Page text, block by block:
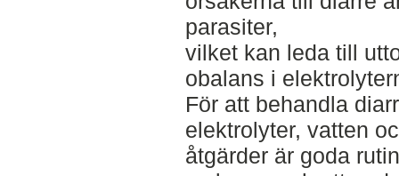
parasiter,
vilket kan leda till
obalans i
För att behandla
elektrolyter, vatten
åtgärder är goda